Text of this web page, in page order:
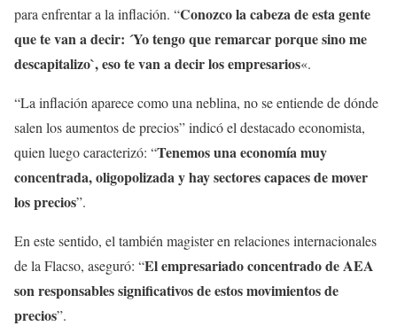
para enfrentar a la inflación. “Conozco la cabeza de esta gente
que te van a decir: ´Yo tengo que remarcar porque sino me
descapitalizo`, eso te van a decir los empresarios«.
“La inflación aparece como una neblina, no se entiende de dónde
salen los aumentos de precios” indicó el destacado economista,
quien luego caracterizó: “Tenemos una economía muy
concentrada, oligopolizada y hay sectores capaces de mover
los precios”.
En este sentido, el también magister en relaciones internacionales
de la Flacso, aseguró: “El empresariado concentrado de AEA
son responsables significativos de estos movimientos de
precios”.